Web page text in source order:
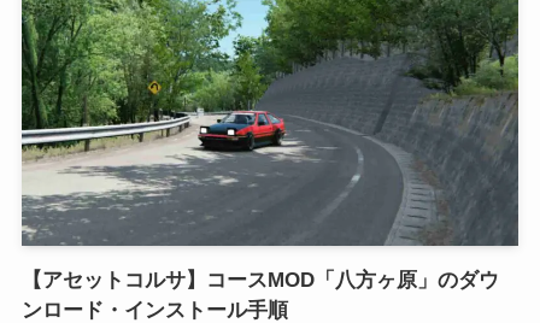
【アセットコルサ】コースMOD「八方ヶ原」のダウ
ンロード・インストール手順